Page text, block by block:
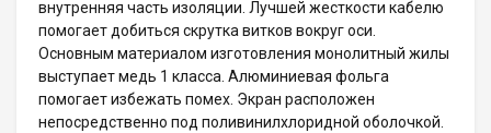
внутренняя часть изоляции. Лучшей жесткости кабелю
помогает добиться скрутка витков вокруг оси.
Основным материалом изготовления монолитный жилы
выступает медь 1 класса. Алюминиевая фольга
помогает избежать помех. Экран расположен
непосредственно под поливинилхлоридной оболочкой.